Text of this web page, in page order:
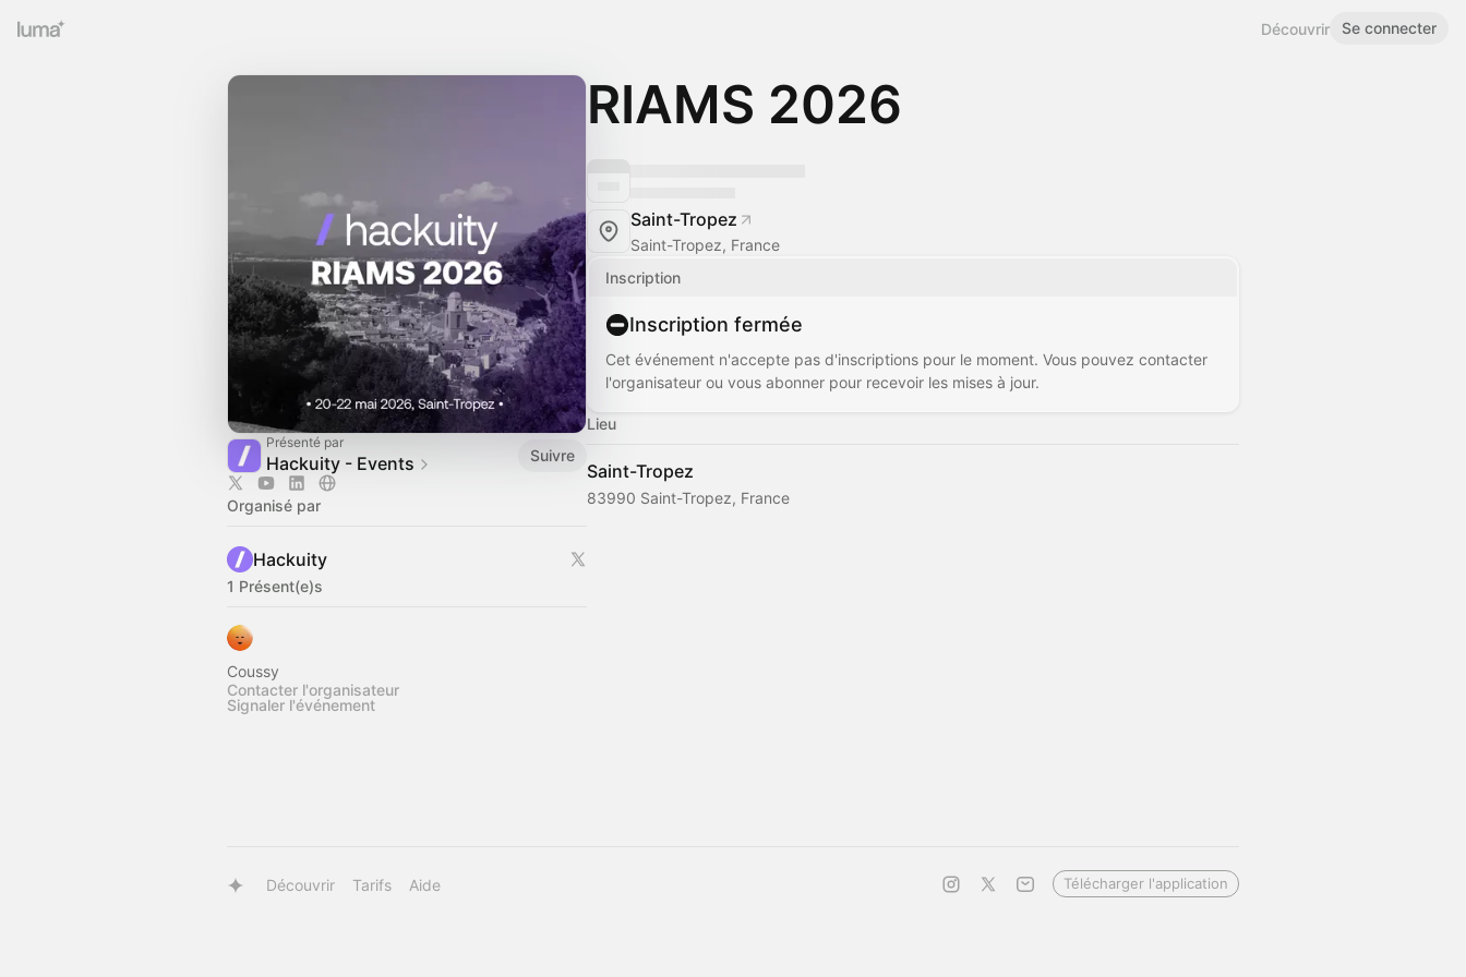
Découvrir Se connecter
Présenté par
Hackuity - Events Suivre
Organisé par
Hackuity
1 Présent(e)s
Coussy
Contacter l'organisateur
Signaler l'événement
RIAMS 2026
Saint-Tropez
Saint-Tropez, France
Inscription
Inscription fermée
Cet événement n'accepte pas d'inscriptions pour le moment. Vous pouvez contacter
l'organisateur ou vous abonner pour recevoir les mises à jour.
Lieu
Saint-Tropez
83990 Saint-Tropez, France
Découvrir Tarifs Aide Télécharger l'application